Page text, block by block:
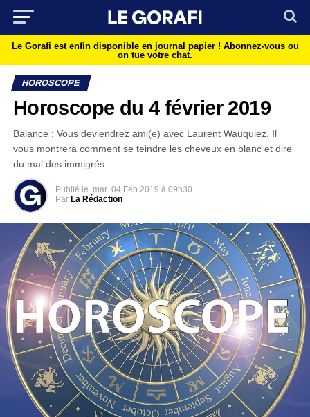
Le Gorafi est enfin disponible en journal papier ! Abonnez-vous ou
on tue votre chat.
HOROSCOPE
Horoscope du 4 février 2019
Balance : Vous deviendrez ami(e) avec Laurent Wauquiez. Il
vous montrera comment se teindre les cheveux en blanc et dire
du mal des immigrés.
Publié le mar 04 Feb 2019 à 09h30
Par La Rédaction